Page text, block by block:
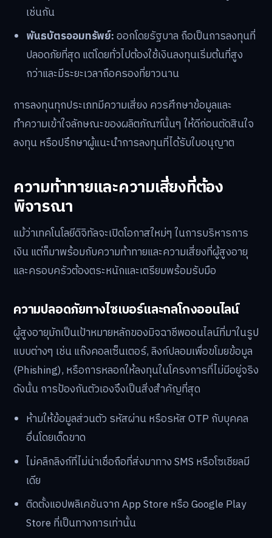
เช่นกัน
พันธบัตรออมทรัพย์:ออกโดยรัฐบาล ถือเป็นการลงทุนที่
ปลอดภัยที่สุด แต่โดยทั่วไปต้องใช้เงินลงทุนเริ่มต้นที่สูง
กว่าและมีระยะเวลาถือครองที่ยาวนาน
การลงทุนทุกประเภทมีความเสี่ยง ควรศึกษาข้อมูลและ
ทำความเข้าใจลักษณะของผลิตภัณฑ์นั้นๆ ให้ดีก่อนตัดสินใจ
ลงทุน หรือปรึกษาผู้แนะนำการลงทุนที่ได้รับใบอนุญาต
ความท้าทายและความเสี่ยงที่ต้อง
พิจารณา
แม้ว่าเทคโนโลยีดิจิทัลจะเปิดโอกาสใหม่ๆ ในการบริหารการ
เงิน แต่ก็มาพร้อมกับความท้าทายและความเสี่ยงที่ผู้สูงอายุ
และครอบครัวต้องตระหนักและเตรียมพร้อมรับมือ
ความปลอดภัยทางไซเบอร์และกลโกงออนไลน์
ผู้สูงอายุมักเป็นเป้าหมายหลักของมิจฉาชีพออนไลน์ที่มาในรูป
แบบต่างๆ เช่น แก๊งคอลเซ็นเตอร์, ลิงก์ปลอมเพื่อขโมยข้อมูล
(Phishing), หรือการหลอกให้ลงทุนในโครงการที่ไม่มีอยู่จริง
ดังนั้น การป้องกันตัวเองจึงเป็นสิ่งสำคัญที่สุด
ห้ามให้ข้อมูลส่วนตัว รหัสผ่าน หรือรหัส OTP กับบุคคล
อื่นโดยเด็ดขาด
ไม่คลิกลิงก์ที่ไม่น่าเชื่อถือที่ส่งมาทาง SMS หรือโซเชียลมี
เดีย
ติดตั้งแอปพลิเคชันจาก App Store หรือ Google Play
Store ที่เป็นทางการเท่านั้น